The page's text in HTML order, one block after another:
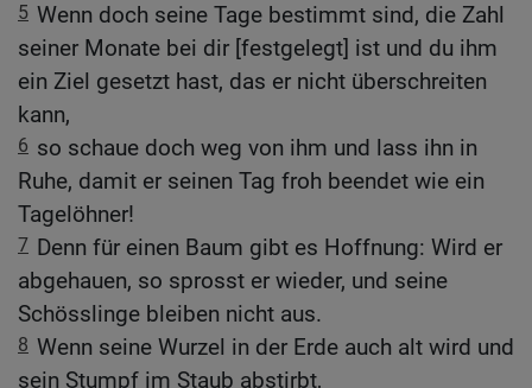
5 Wenn doch seine Tage bestimmt sind, die Zahl
seiner Monate bei dir [festgelegt] ist und du ihm
ein Ziel gesetzt hast, das er nicht überschreiten
kann,
6 so schaue doch weg von ihm und lass ihn in
Ruhe, damit er seinen Tag froh beendet wie ein
Tagelöhner!
7 Denn für einen Baum gibt es Hoffnung: Wird er
abgehauen, so sprosst er wieder, und seine
Schösslinge bleiben nicht aus.
8 Wenn seine Wurzel in der Erde auch alt wird und
sein Stumpf im Staub abstirbt,